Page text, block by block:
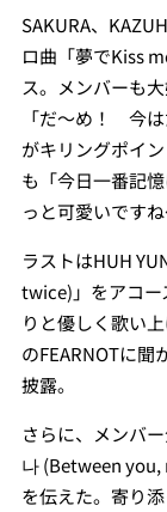
SAKURA、
ロ曲「夢でKiss
ス。メンバーも
「だ〜め！ 今
がキリングポイ
も「今日一番記
っと可愛いです
ラストはHUH
twice)」をアコー
りと優しく歌い
のFEARNOTに聞
披露。
さらに、メンバ
나 (Between
を伝えた。寄り